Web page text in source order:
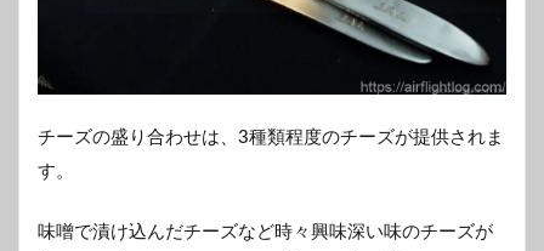
チーズの盛り合わせは、3種類程度のチーズが提供されま
す。
味噌で漬け込んだチーズなど時々興味深い味のチーズが